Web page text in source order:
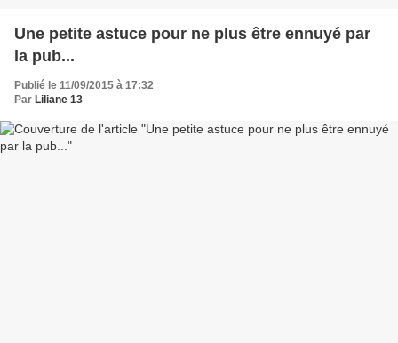
Une petite astuce pour ne plus être ennuyé par
la pub...
Publié le 11/09/2015 à 17:32
Par Liliane 13